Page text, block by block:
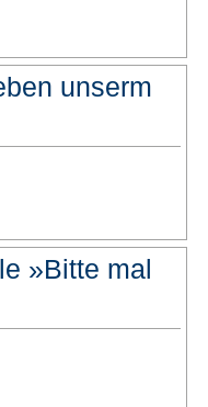
unserm
»Bitte mal